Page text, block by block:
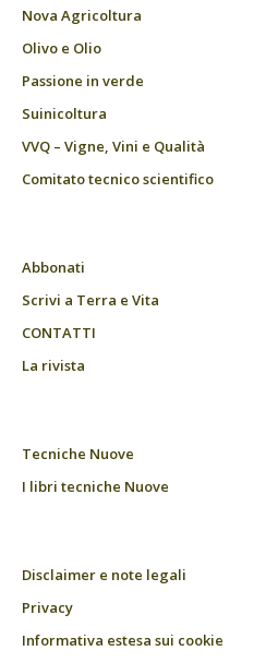
Nova Agricoltura
Olivo e Olio
Passione in verde
Suinicoltura
VVQ – Vigne, Vini e Qualità
Comitato tecnico scientifico
Abbonati
Scrivi a Terra e Vita
CONTATTI
La rivista
Tecniche Nuove
I libri tecniche Nuove
Disclaimer e note legali
Privacy
Informativa estesa sui cookie